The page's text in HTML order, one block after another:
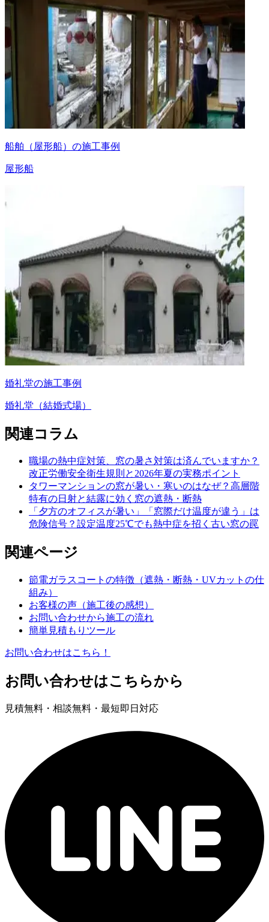
船舶（屋形船）の施工事例
屋形船
婚礼堂の施工事例
婚礼堂（結婚式場）
関連コラム
職場の熱中症対策、窓の暑さ対策は済んでいますか？
改正労働安全衛生規則と2026年夏の実務ポイント
タワーマンションの窓が暑い・寒いのはなぜ？高層階
特有の日射と結露に効く窓の遮熱・断熱
「夕方のオフィスが暑い」「窓際だけ温度が違う」は
危険信号？設定温度25℃でも熱中症を招く古い窓の罠
関連ページ
節電ガラスコートの特徴（遮熱・断熱・UVカットの仕
組み）
お客様の声（施工後の感想）
お問い合わせから施工の流れ
簡単見積もりツール
お問い合わせはこちら！
お問い合わせはこちらから
見積無料・相談無料・最短即日対応